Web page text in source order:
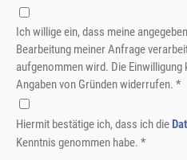
Ich willige ein, dass meine
Bearbeitung meiner Anfrage
aufgenommen wird. Die
Angaben von Gründen widerrufen. *
Hiermit bestätige ich, dass ich die
Kenntnis genommen habe. *